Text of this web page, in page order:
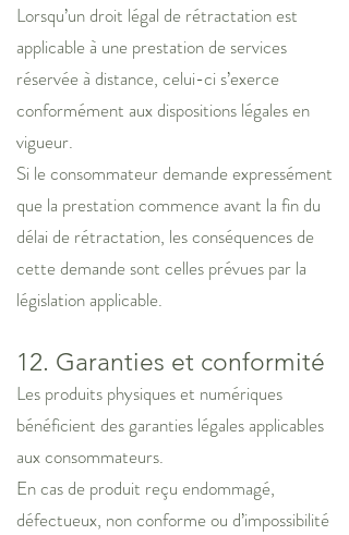
Lorsqu’un droit légal de rétractation est
applicable à une prestation de services
réservée à distance, celui-ci s’exerce
conformément aux dispositions légales en
vigueur.
Si le consommateur demande expressément
que la prestation commence avant la fin du
délai de rétractation, les conséquences de
cette demande sont celles prévues par la
législation applicable.
12. Garanties et conformité
Les produits physiques et numériques
bénéficient des garanties légales applicables
aux consommateurs.
En cas de produit reçu endommagé,
défectueux, non conforme ou d’impossibilité